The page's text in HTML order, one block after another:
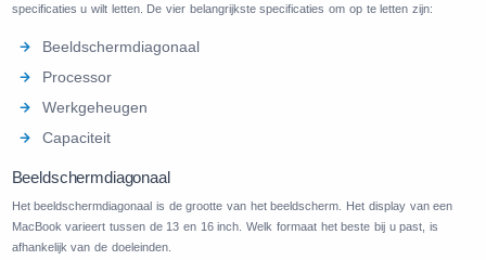
specificaties u wilt letten. De vier belangrijkste specificaties om op te letten zijn:
Beeldschermdiagonaal
Processor
Werkgeheugen
Capaciteit
Beeldschermdiagonaal
Het beeldschermdiagonaal is de grootte van het beeldscherm. Het display van een
MacBook varieert tussen de 13 en 16 inch. Welk formaat het beste bij u past, is
afhankelijk van de doeleinden.